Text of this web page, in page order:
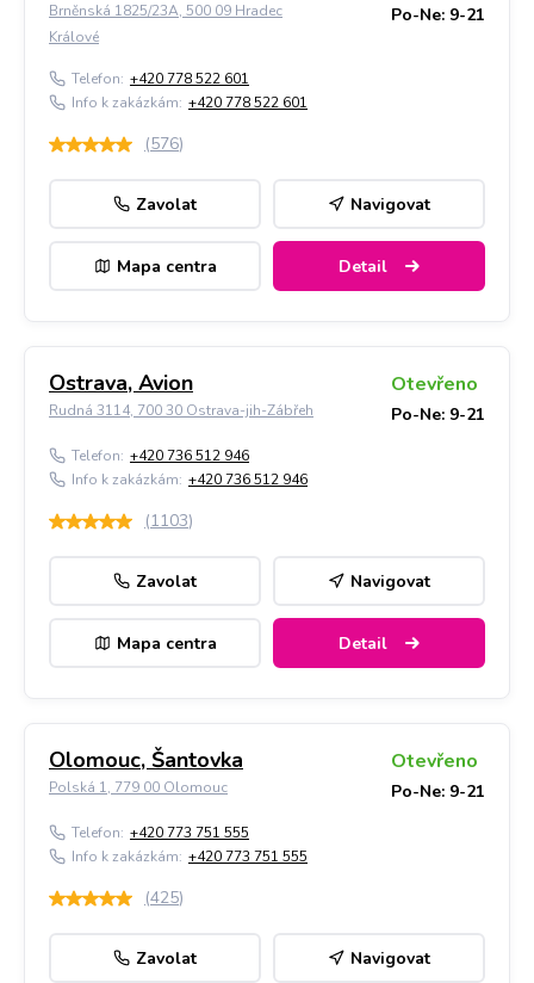
Brněnská 1825/23A, 500 09 Hradec
Králové
Po-Ne: 9-21
Telefon: +420 778 522 601
Info k zakázkám: +420 778 522 601
(576)
Zavolat Navigovat
Mapa centra Detail
Ostrava, Avion
Rudná 3114, 700 30 Ostrava-jih-Zábřeh
Otevřeno
Po-Ne: 9-21
Telefon: +420 736 512 946
Info k zakázkám: +420 736 512 946
(1103)
Zavolat Navigovat
Mapa centra Detail
Olomouc, Šantovka
Polská 1, 779 00 Olomouc
Otevřeno
Po-Ne: 9-21
Telefon: +420 773 751 555
Info k zakázkám: +420 773 751 555
(425)
Zavolat Navigovat